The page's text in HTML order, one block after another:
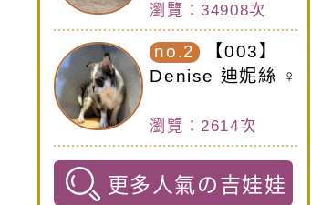
瀏覽：34908次
no.2
【003】
Denise 迪妮絲 ♀
瀏覽：2614次
更多人氣の吉娃娃